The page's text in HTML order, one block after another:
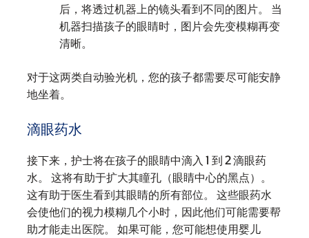
后，将透过机器上的镜头看到不同的图片。 当
机器扫描孩子的眼睛时，图片会先变模糊再变
清晰。
对于这两类自动验光机，您的孩子都需要尽可能安静
地坐着。
滴眼药水
接下来，护士将在孩子的眼睛中滴入 1 到 2 滴眼药
水。 这将有助于扩大其瞳孔（眼睛中心的黑点）。
这有助于医生看到其眼睛的所有部位。 这些眼药水
会使他们的视力模糊几个小时，因此他们可能需要帮
助才能走出医院。 如果可能，您可能想使用婴儿